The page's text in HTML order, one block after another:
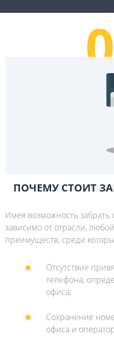
ПОЧЕМУ СТОИТ
Имея возможность
зависимо от отрасли,
преимуществ, среди
Отсутствие
телефона,
офиса;
Сохранение
офиса и